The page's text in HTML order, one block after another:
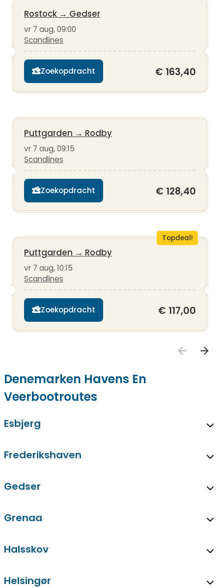
Rostock → Gedser
vr 7 aug, 09:00
Scandlines
Zoekopdracht € 163,40
Puttgarden → Rodby
vr 7 aug, 09:15
Scandlines
Zoekopdracht € 128,40
Topdeal!
Puttgarden → Rodby
vr 7 aug, 10:15
Scandlines
Zoekopdracht € 117,00
Denemarken Havens En
Veerbootroutes
Esbjerg
Frederikshaven
Gedser
Grenaa
Halsskov
Helsingør